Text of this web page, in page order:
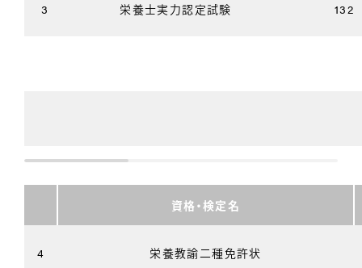
3 栄養士実力認定試験 132
資格・検定名
4 栄養教諭二種免許状